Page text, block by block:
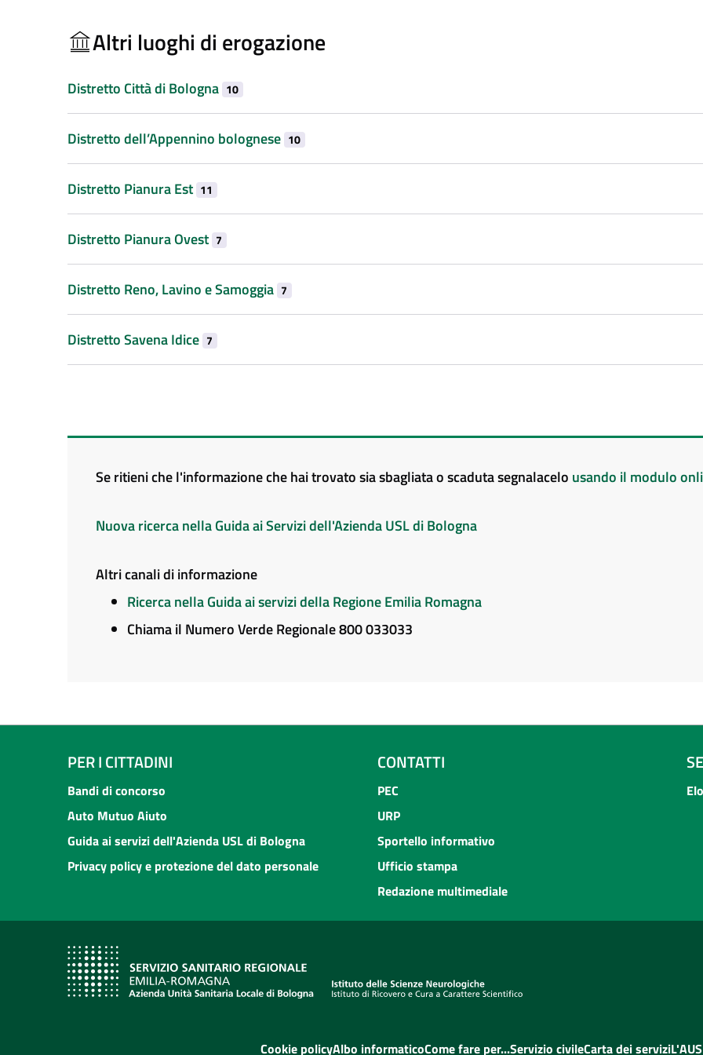
Altri luoghi di erogazione
Distretto Città di Bologna 10
Distretto dell’Appennino bolognese 10
Distretto Pianura Est 11
Distretto Pianura Ovest 7
Distretto Reno, Lavino e Samoggia 7
Distretto Savena Idice 7
Se ritieni che l'informazione che hai trovato sia sbagliata o scaduta segnalacelo usando il modulo
Nuova ricerca nella Guida ai Servizi dell'Azienda USL di Bologna
Altri canali di informazione
Ricerca nella Guida ai servizi della Regione Emilia Romagna
Chiama il Numero Verde Regionale 800 033033
PER I CITTADINI
Bandi di concorso
Auto Mutuo Aiuto
Guida ai servizi dell'Azienda USL di Bologna
Privacy policy e protezione del dato personale
CONTATTI
PEC
URP
Sportello informativo
Ufficio stampa
Redazione multimediale
Cookie policyAlbo informaticoCome fare per...Servizio civileCarta dei servizi